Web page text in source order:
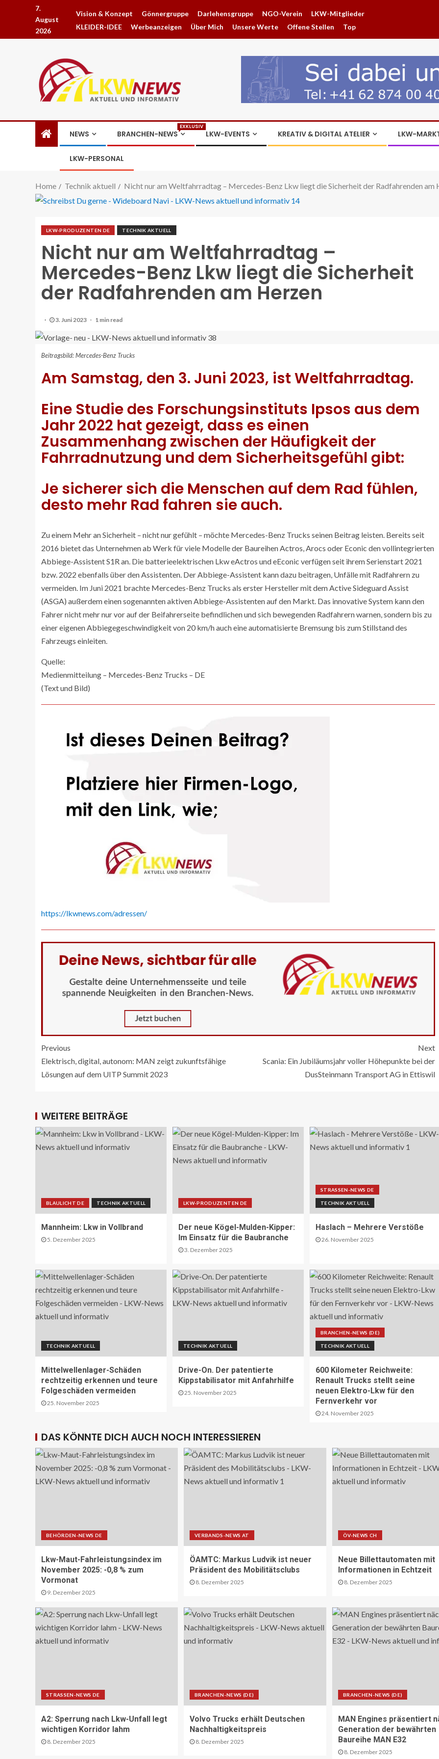
7.
August
2026
Vision & Konzept Gönnergruppe Darlehensgruppe NGO-Verein
LKW-Mitglieder
KLEIDER-IDEE
Werbeanzeigen Über Mich Unsere Werte Offene Stellen Top
NEWS BRANCHEN-NEWS
EXKLUSIV
LKW-EVENTS KREATIV & DIGITAL ATELIER LKW-
LKW-PERSONAL
Home Technik aktuell Nicht nur am Weltfahrradtag – Mercedes-Benz Lkw liegt die Sicherheit der Radfahrenden am
LKW-PRODUZENTEN DE TECHNIK AKTUELL
Nicht nur am Weltfahrradtag –
Mercedes-Benz Lkw liegt die Sicherheit
der Radfahrenden am Herzen
3. Juni 2023 1 min read
Beitragsbild: Mercedes-Benz Trucks
Am Samstag, den 3. Juni 2023, ist Weltfahrradtag.
Eine Studie des Forschungsinstituts Ipsos aus dem
Jahr 2022 hat gezeigt, dass es einen
Zusammenhang zwischen der Häufigkeit der
Fahrradnutzung und dem Sicherheitsgefühl gibt:
Je sicherer sich die Menschen auf dem Rad fühlen,
desto mehr Rad fahren sie auch.
Zu einem Mehr an Sicherheit – nicht nur gefühlt – möchte Mercedes-Benz Trucks seinen Beitrag leisten. Bereits seit
2016 bietet das Unternehmen ab Werk für viele Modelle der Baureihen Actros, Arocs oder Econic den vollintegrierten
Abbiege-Assistent S1R an. Die batterieelektrischen Lkw eActros und eEconic verfügen seit ihrem Serienstart 2021
bzw. 2022 ebenfalls über den Assistenten. Der Abbiege-Assistent kann dazu beitragen, Unfälle mit Radfahrern zu
vermeiden. Im Juni 2021 brachte Mercedes-Benz Trucks als erster Hersteller mit dem Active Sideguard Assist
(ASGA) außerdem einen sogenannten aktiven Abbiege-Assistenten auf den Markt. Das innovative System kann den
Fahrer nicht mehr nur vor auf der Beifahrerseite befindlichen und sich bewegenden Radfahrern warnen, sondern bis zu
einer eigenen Abbiegegeschwindigkeit von 20 km/h auch eine automatisierte Bremsung bis zum Stillstand des
Fahrzeugs einleiten.
Quelle:
Medienmitteilung – Mercedes-Benz Trucks – DE
(Text und Bild)
https://lkwnews.com/adressen/
Previous
Elektrisch, digital, autonom: MAN zeigt zukunftsfähige
Lösungen auf dem UITP Summit 2023
Next
Scania: Ein Jubiläumsjahr voller Höhepunkte bei der
DusSteinmann Transport AG in Ettiswil
WEITERE BEITRÄGE
BLAULICHT DE TECHNIK AKTUELL
Mannheim: Lkw in Vollbrand
5. Dezember 2025
LKW-PRODUZENTEN DE
Der neue Kögel-Mulden-Kipper:
Im Einsatz für die Baubranche
3. Dezember 2025
STRASSEN-NEWS DE
TECHNIK AKTUELL
Haslach – Mehrere Verstöße
26. November 2025
TECHNIK AKTUELL
Mittelwellenlager-Schäden
rechtzeitig erkennen und teure
Folgeschäden vermeiden
25. November 2025
TECHNIK AKTUELL
Drive-On. Der patentierte
Kippstabilisator mit Anfahrhilfe
25. November 2025
BRANCHEN-NEWS (DE)
TECHNIK AKTUELL
600 Kilometer Reichweite:
Renault Trucks stellt seine
neuen Elektro-Lkw für den
Fernverkehr vor
24. November 2025
DAS KÖNNTE DICH AUCH NOCH INTERESSIEREN
BEHÖRDEN-NEWS DE
Lkw-Maut-Fahrleistungsindex im
November 2025: -0,8 % zum
Vormonat
9. Dezember 2025
VERBANDS-NEWS AT
ÖAMTC: Markus Ludvik ist neuer
Präsident des Mobilitätsclubs
8. Dezember 2025
ÖV-NEWS CH
Neue Billettautomaten mit
Informationen in Echtzeit
8. Dezember 2025
STRASSEN-NEWS DE
A2: Sperrung nach Lkw-Unfall legt
wichtigen Korridor lahm
8. Dezember 2025
BRANCHEN-NEWS (DE)
Volvo Trucks erhält Deutschen
Nachhaltigkeitspreis
8. Dezember 2025
BRANCHEN-NEWS (DE)
MAN Engines präsentiert
Generation der bewährten
Baureihe MAN E32
8. Dezember 2025